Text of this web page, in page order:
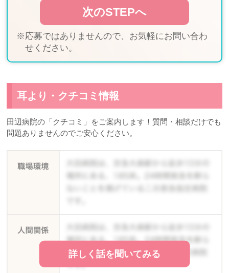
※応募ではありませんので、お気軽にお問い合わ
せください。
耳より・クチコミ情報
田辺病院の「クチコミ」をご案内します！質問・相談だけでも
問題ありませんのでご安心ください。
詳しく話を聞いてみる